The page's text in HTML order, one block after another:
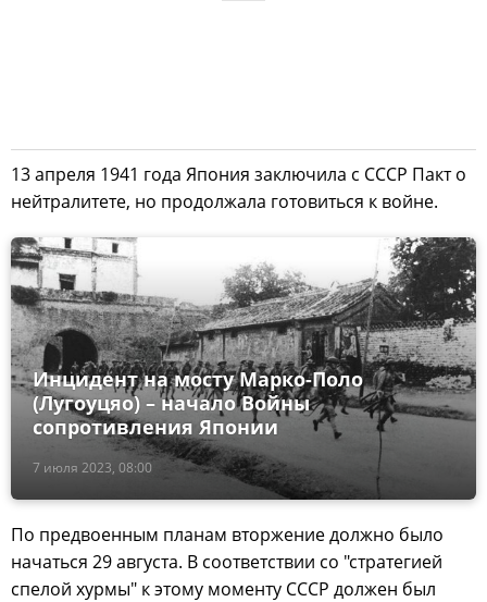
13 апреля 1941 года Япония заключила с СССР Пакт о
нейтралитете, но продолжала готовиться к войне.
7 июля 2023, 08:00
Инцидент на мосту Марко-Поло
(Лугоуцяо) – начало Войны
сопротивления Японии
По предвоенным планам вторжение должно было
начаться 29 августа. В соответствии со "стратегией
спелой хурмы" к этому моменту СССР должен был